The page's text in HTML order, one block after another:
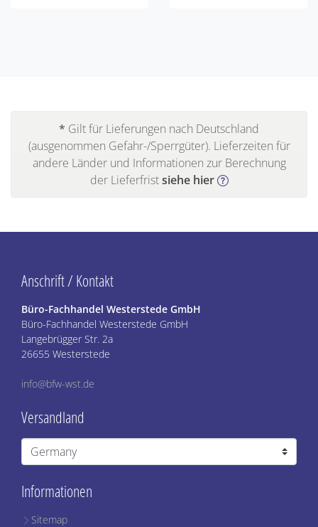
* Gilt für Lieferungen nach Deutschland
(ausgenommen Gefahr-/Sperrgüter). Lieferzeiten für
andere Länder und Informationen zur Berechnung
der Lieferfristsiehe hier
Informationen
Sitemap
Anschrift / Kontakt
Büro-Fachhandel Westerstede GmbH
Büro-Fachhandel Westerstede GmbH
Langebrügger Str. 2a
26655 Westerstede
info@bfw-wst.de
Versandland